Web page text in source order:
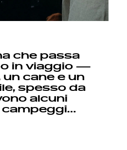
che passa
in viaggio —
cane e un
spesso da
alcuni
campeggi…